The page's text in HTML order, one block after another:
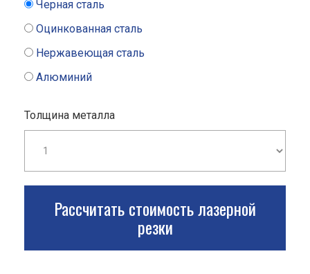
Черная сталь
Оцинкованная сталь
Нержавеющая сталь
Алюминий
Толщина металла
Рассчитать стоимость лазерной
резки